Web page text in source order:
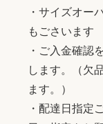
・サイズオー
もごさいます
・ご入金確認
します。（欠
ます。）
・配達日指定